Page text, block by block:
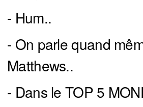
- Hum..
- On parle quand
Matthews..
- Dans le TOP 5